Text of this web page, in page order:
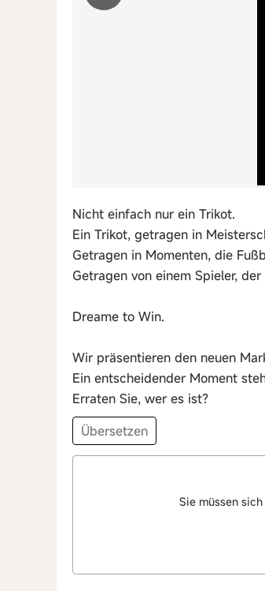
Nicht einfach nur ein Trikot.
Ein Trikot, getragen in
Getragen in Momenten, die
Getragen von einem Spieler,
Dreame to Win.
Wir präsentieren den neuen
Ein entscheidender Moment
Erraten Sie, wer es ist?
Übersetzen
Sie müssen